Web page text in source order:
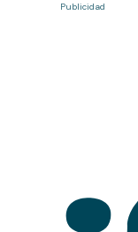
Publicidad